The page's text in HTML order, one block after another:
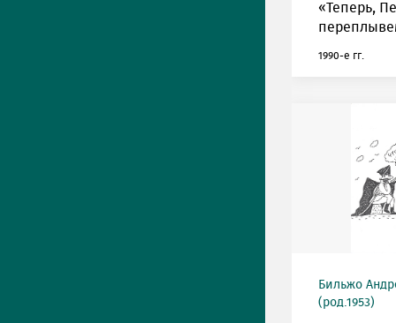
«Теперь,
1990-е гг.
Бильжо
(род.1953)